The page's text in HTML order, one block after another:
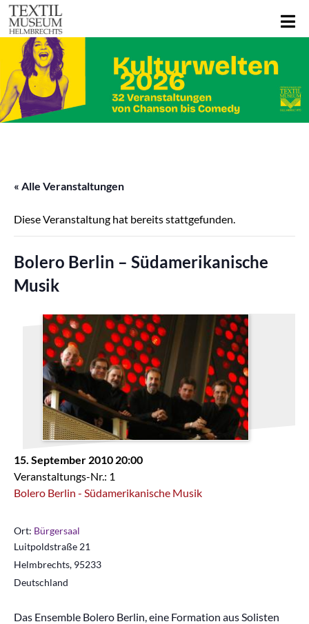
« Alle Veranstaltungen
Diese Veranstaltung hat bereits stattgefunden.
Bolero Berlin – Südamerikanische
Musik
15. September 2010 20:00
Veranstaltungs-Nr.: 1
Bolero Berlin - Südamerikanische Musik
Ort: Bürgersaal
Luitpoldstraße 21
Helmbrechts, 95233
Deutschland
Das Ensemble Bolero Berlin, eine Formation aus Solisten